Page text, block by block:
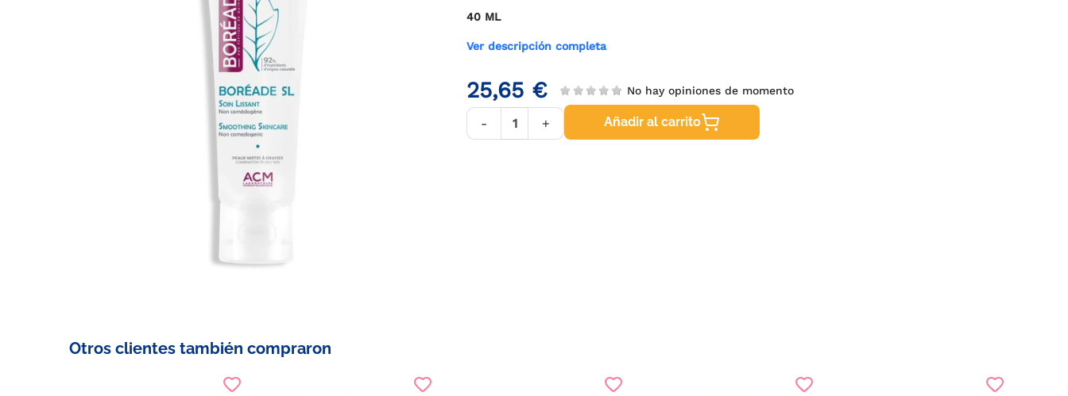
40 ML
Ver descripción completa
25,65 € No hay opiniones de momento
- + Añadir al carrito
Otros clientes también compraron